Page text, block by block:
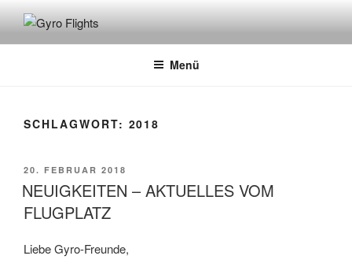
GYRO FLIGHTS
Rundflüge mit dem Gyrocopter
Menü
SCHLAGWORT: 2018
20. FEBRUAR 2018
NEUIGKEITEN – AKTUELLES VOM
FLUGPLATZ
Liebe Gyro-Freunde,